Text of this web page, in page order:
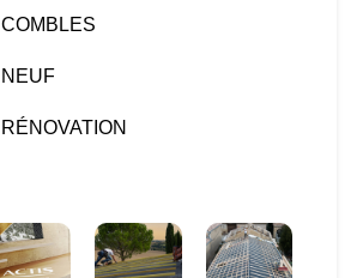
COMBLES
NEUF
RÉNOVATION